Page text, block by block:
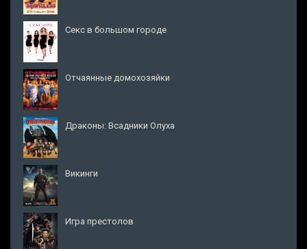
Секс в большом городе
Отчаянные домохозяйки
Драконы: Всадники Олуха
Викинги
Игра престолов